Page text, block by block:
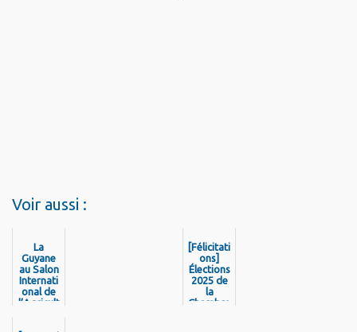
Voir aussi :
La
Guyane
au Salon
Internati
onal de
l’Agricult
[Félicitati
ons]
Élections
2025 de
la
Chambre